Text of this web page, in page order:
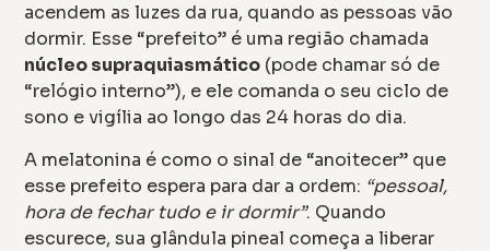
acendem as luzes da rua, quando as pessoas vão
dormir. Esse “prefeito” é uma região chamada
núcleo supraquiasmático (pode chamar só de
“relógio interno”), e ele comanda o seu ciclo de
sono e vigília ao longo das 24 horas do dia.
A melatonina é como o sinal de “anoitecer” que
esse prefeito espera para dar a ordem: “pessoal,
hora de fechar tudo e ir dormir”. Quando
escurece, sua glândula pineal começa a liberar